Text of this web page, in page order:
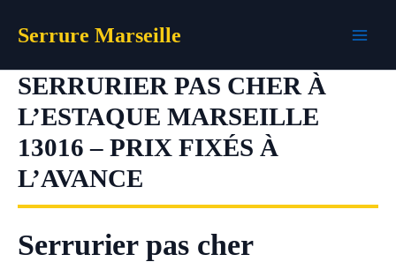
Serrure Marseille
SERRURIER PAS CHER À
L’ESTAQUE MARSEILLE
13016 – PRIX FIXÉS À
L’AVANCE
Serrurier pas cher